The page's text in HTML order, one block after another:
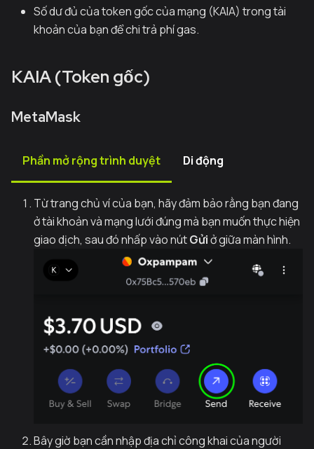
Số dư đủ của token gốc của mạng (KAIA) trong tài
khoản của bạn để chi trả phí gas.
KAIA (Token gốc)
MetaMask
Phần mở rộng trình duyệt Di động
Từ trang chủ ví của bạn, hãy đảm bảo rằng bạn đang
ở tài khoản và mạng lưới đúng mà bạn muốn thực hiện
giao dịch, sau đó nhấp vào nútGửiở giữa màn hình.
Bây giờ bạn cần nhập địa chỉ công khai của người